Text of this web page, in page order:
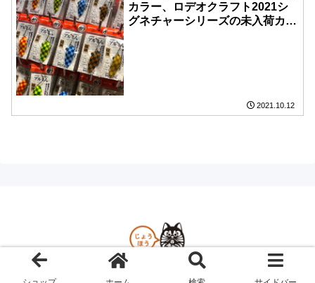
カラー、ロデオクラフト2021シ
グネチャーシリーズの未入荷カラ
2021.10.12
Copyright © 2023 吉や情報 All Rights Reserved.